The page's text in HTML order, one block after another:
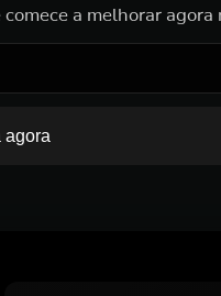
a melhorar agora
agora